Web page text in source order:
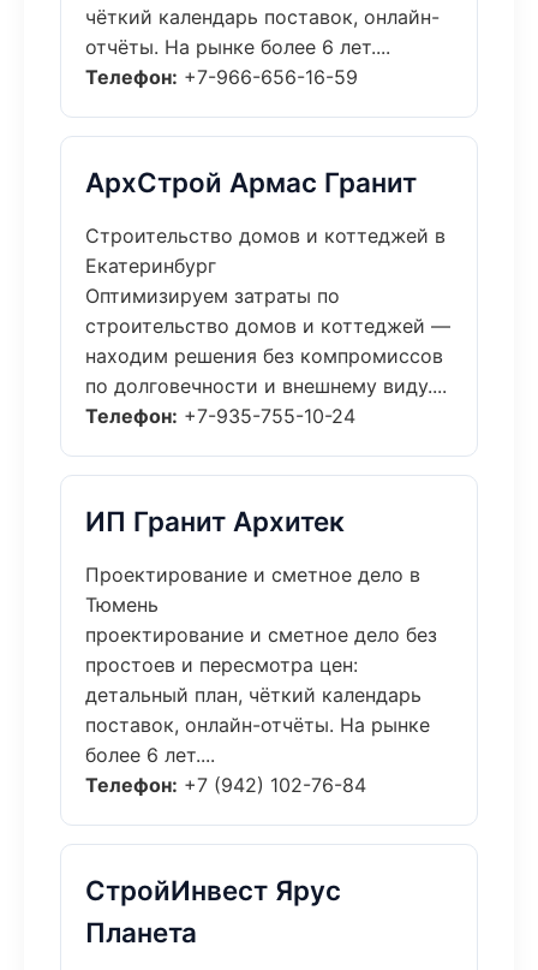
чёткий календарь поставок, онлайн-
отчёты. На рынке более 6 лет....
Телефон: +7-966-656-16-59
АрхСтрой Армас Гранит
Строительство домов и коттеджей в
Екатеринбург
Оптимизируем затраты по
строительство домов и коттеджей —
находим решения без компромиссов
по долговечности и внешнему виду....
Телефон: +7-935-755-10-24
ИП Гранит Архитек
Проектирование и сметное дело в
Тюмень
проектирование и сметное дело без
простоев и пересмотра цен:
детальный план, чёткий календарь
поставок, онлайн-отчёты. На рынке
более 6 лет....
Телефон: +7 (942) 102-76-84
СтройИнвест Ярус
Планета